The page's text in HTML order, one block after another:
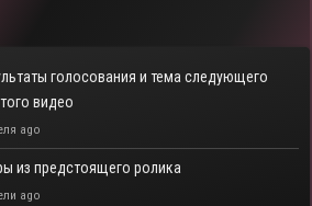
голосования и тема следующего
видео
ago
из предстоящего ролика
ago